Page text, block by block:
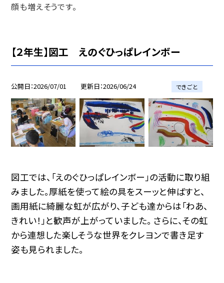
顔も増えそうです。
【２年生】図工 えのぐひっぱレインボー
公開日 2026/07/01 更新日 2026/06/24 できごと
図工では、「えのぐひっぱレインボー」の活動に取り組
みました。厚紙を使って絵の具をスーッと伸ばすと、
画用紙に綺麗な虹が広がり、子ども達からは「わあ、
きれい！」と歓声が上がっていました。 さらに、その虹
から連想した楽しそうな世界をクレヨンで書き足す
姿も見られました。